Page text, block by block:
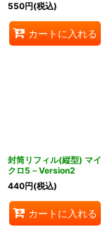
550円(税込)
カートに入れる
封筒リフィル(縦型) マイ
クロ5－Version2
440円(税込)
カートに入れる